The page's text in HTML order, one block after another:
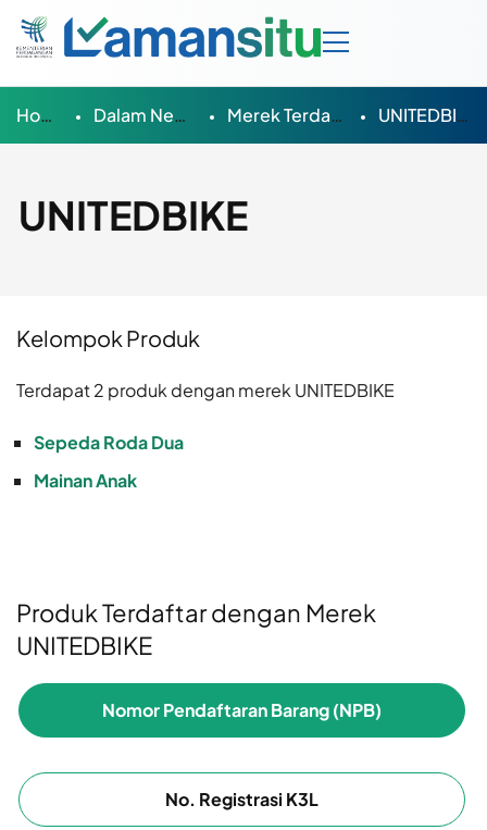
Home Dalam Negeri Merek Terdaftar UNITEDBIKE
UNITEDBIKE
Kelompok Produk
Terdapat 2 produk dengan merek UNITEDBIKE
Sepeda Roda Dua
Mainan Anak
Produk Terdaftar dengan Merek
UNITEDBIKE
Nomor Pendaftaran Barang (NPB)
No. Registrasi K3L